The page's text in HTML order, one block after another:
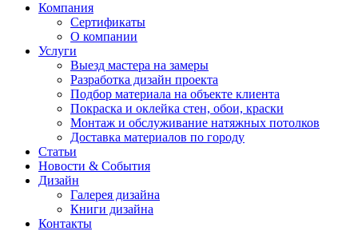
Компания
Сертификаты
О компании
Услуги
Выезд мастера на замеры
Разработка дизайн проекта
Подбор материала на объекте клиента
Покраска и оклейка стен, обои, краски
Монтаж и обслуживание натяжных потолков
Доставка материалов по городу
Статьи
Новости & События
Дизайн
Галерея дизайна
Книги дизайна
Контакты